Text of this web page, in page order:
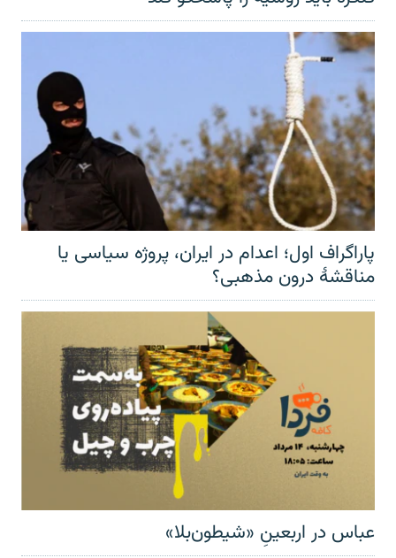
پاراگراف اول؛ اعدام در ایران، پروژه سیاسی یا
مناقشهٔ درون مذهبی؟
عباس در اربعینِ «شیطون‌بلا»